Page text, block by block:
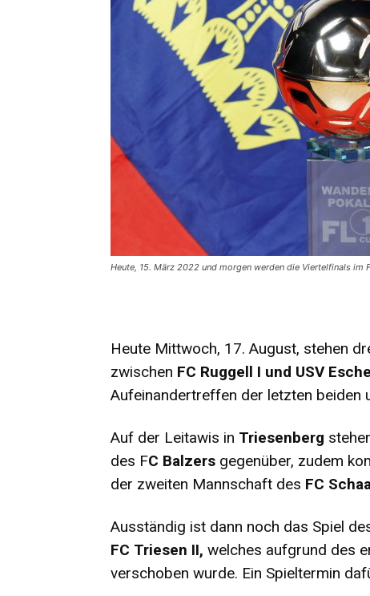
Heute, 15. März 2022 und morgen werden die Viertelfinals im
Heute Mittwoch, 17. August, stehen
zwischen FC Ruggell I und USV
Aufeinandertreffen der letzten beiden
Auf der Leitawis in Triesenberg
des FC Balzers gegenüber, zudem
der zweiten Mannschaft des FC
Ausständig ist dann noch das Spiel
FC Triesen II, welches aufgrund des
verschoben wurde. Ein Spieltermin